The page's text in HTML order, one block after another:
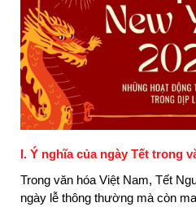
I. Ý nghĩa của ngày Tết trong
Trong văn hóa Việt Nam, Tết
ngày lễ thông thường mà còn